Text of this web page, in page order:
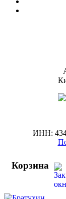
ИНН:
Корзина